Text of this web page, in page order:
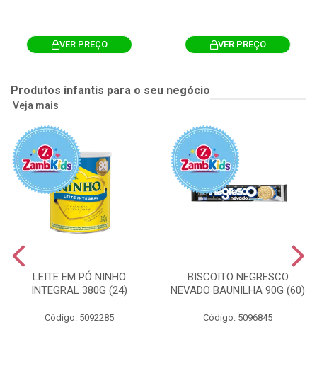
VER PREÇO VER PREÇO
Produtos infantis para o seu negócio
Veja mais
LEITE EM PÓ NINHO
INTEGRAL 380G (24)
Código: 5092285
BISCOITO NEGRESCO
NEVADO BAUNILHA 90G (60)
Código: 5096845